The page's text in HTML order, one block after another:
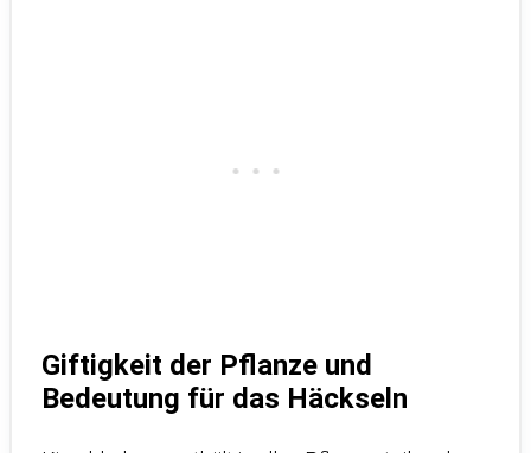
Giftigkeit der Pflanze und
Bedeutung für das Häckseln